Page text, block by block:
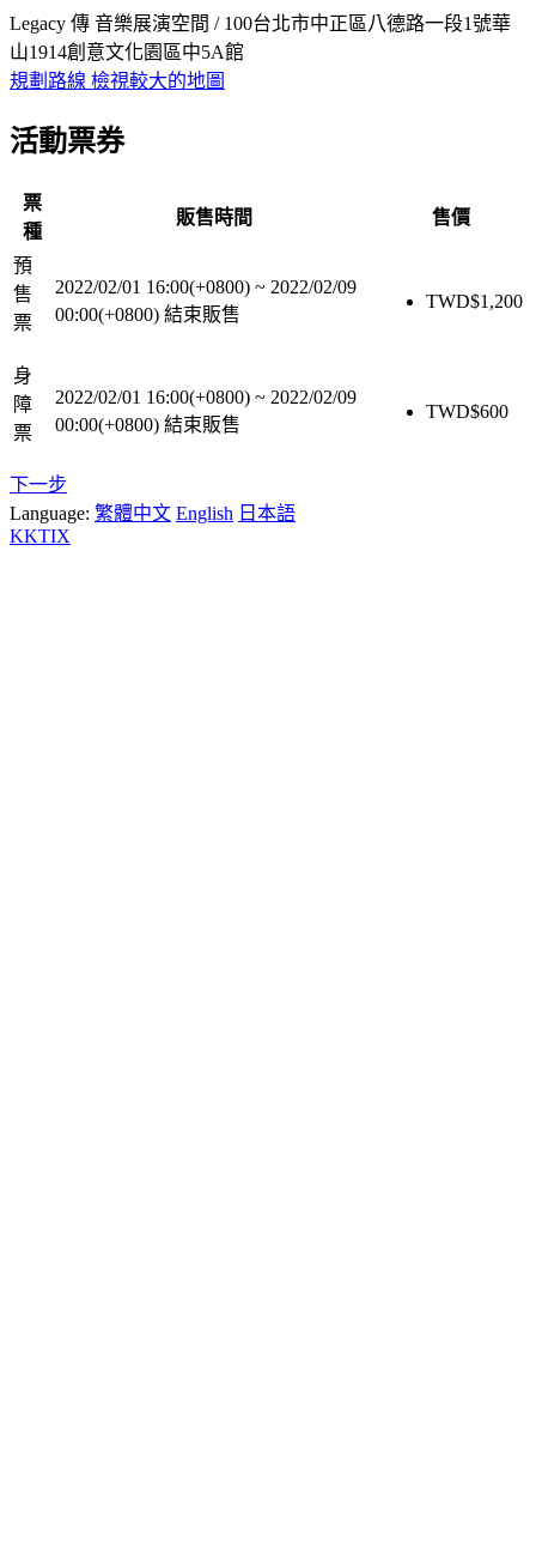
Legacy 傳 音樂展演空間 / 100台北市中正區八德路一段1號華
山1914創意文化園區中5A館
規劃路線 檢視較大的地圖
活動票券
票
種
販售時間 售價
預
售
票
2022/02/01 16:00(+0800) ~ 2022/02/09
00:00(+0800) 結束販售
TWD$1,200
身
障
票
2022/02/01 16:00(+0800) ~ 2022/02/09
00:00(+0800) 結束販售
TWD$600
下一步
Language: 繁體中文 English 日本語
KKTIX